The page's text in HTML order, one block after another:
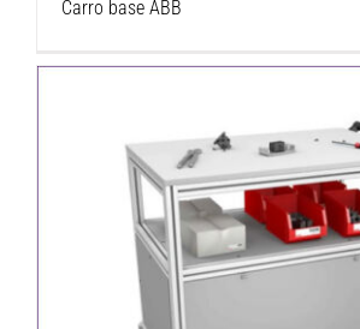
Carro base ABB
Carro de taller resistente